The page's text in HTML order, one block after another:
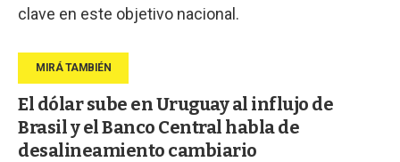
clave en este objetivo nacional.
El dólar sube en Uruguay al influjo de
Brasil y el Banco Central habla de
desalineamiento cambiario